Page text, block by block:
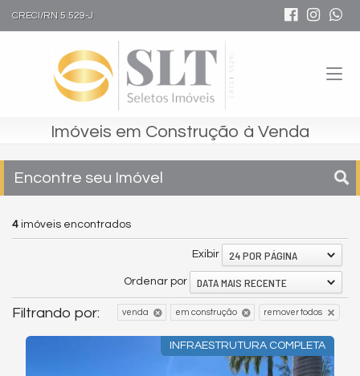
CRECI/RN 5.529-J
Imóveis em Construção à Venda
Encontre seu Imóvel
4 imóveis encontrados
Exibir 24 POR PÁGINA
Ordenar por DATA MAIS RECENTE
Filtrando por: venda em construção remover todos
INFRAESTRUTURA COMPLETA